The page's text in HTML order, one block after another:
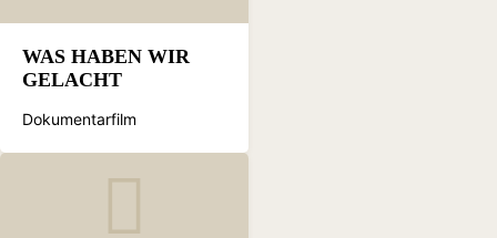
WAS HABEN WIR
GELACHT
Dokumentarfilm